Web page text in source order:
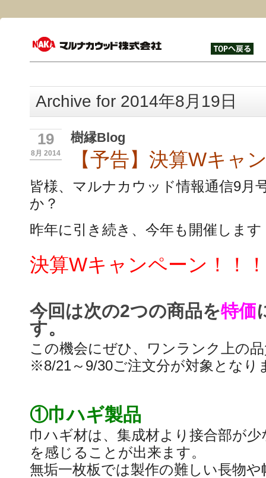
Archive for 2014年8月19日
19
8月 2014
樹縁Blog
【予告】決算Wキャ
皆様、マルナカウッド情報通信9月
か？
昨年に引き続き、今年も開催します
決算Wキャンペーン！！！
今回は次の2つの商品を特価
す。
この機会にぜひ、ワンランク上の
※8/21～9/30ご注文分が対象となり
①巾ハギ製品
巾ハギ材は、集成材より接合部が
を感じることが出来ます。
無垢一枚板では製作の難しい長物